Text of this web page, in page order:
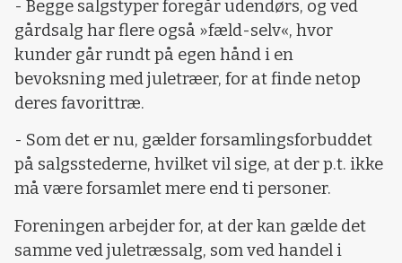
- Begge salgstyper foregår udendørs, og ved
gårdsalg har flere også »fæld-selv«, hvor
kunder går rundt på egen hånd i en
bevoksning med juletræer, for at finde netop
deres favorittræ.
- Som det er nu, gælder forsamlingsforbuddet
på salgsstederne, hvilket vil sige, at der p.t. ikke
må være forsamlet mere end ti personer.
Foreningen arbejder for, at der kan gælde det
samme ved juletræssalg, som ved handel i